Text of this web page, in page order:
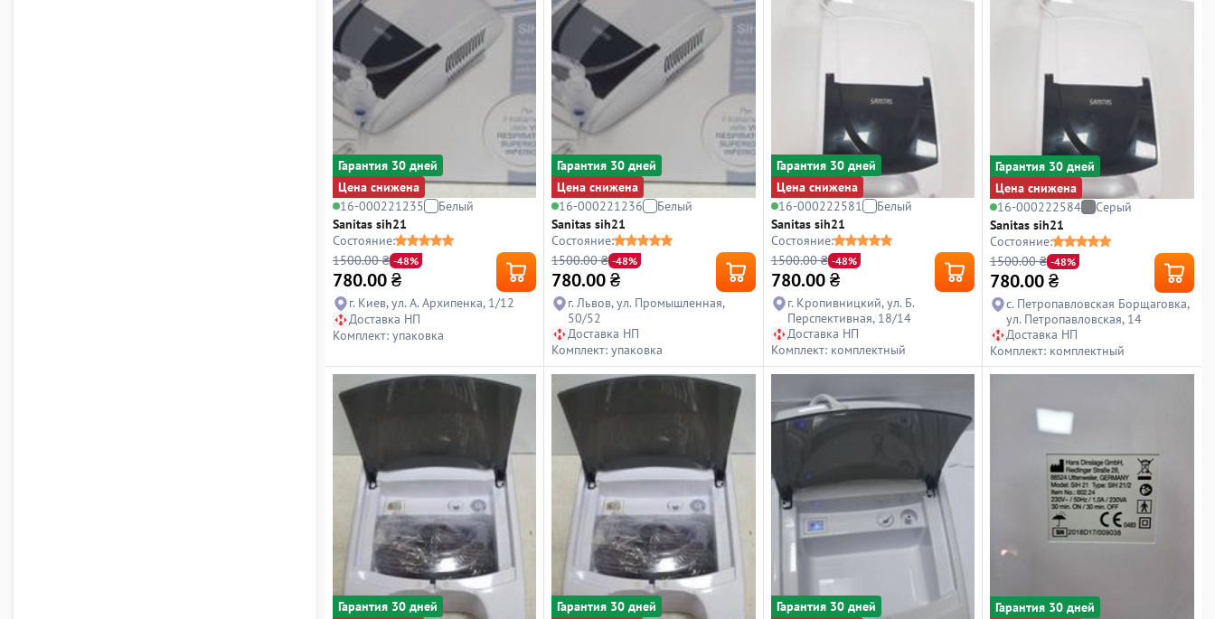
Гарантия 30 дней
Цена снижена
16-000221235
Белый
Sanitas sih21
Состояние:
1500.00 ₴ -48%
780.00₴
г. Киев, ул. А. Архипенка, 1/12
Доставка НП
Комплект: упаковка
Гарантия 30 дней
Цена снижена
16-000221236
Белый
Sanitas sih21
Состояние:
1500.00 ₴ -48%
780.00 ₴
г. Львов, ул. Промышленная,
50/52
Доставка НП
Комплект: упаковка
Гарантия 30 дней
Цена снижена
16-000222581
Белый
Sanitas sih21
Состояние:
1500.00 ₴ -48%
780.00 ₴
г. Кропивницкий, ул. Б.
Перспективная, 18/14
Доставка НП
Комплект: комплектный
Гарантия 30 дней
Цена снижена
16-000222584
Серый
Sanitas sih21
Состояние:
1500.00 ₴ -48%
780.00 ₴
с. Петропавловская Борщаговка,
ул. Петропавловская, 14
Доставка НП
Комплект: комплектный
Гарантия 30 дней
Гарантия 30 дней
Гарантия 30 дней
Гарантия 30 дней